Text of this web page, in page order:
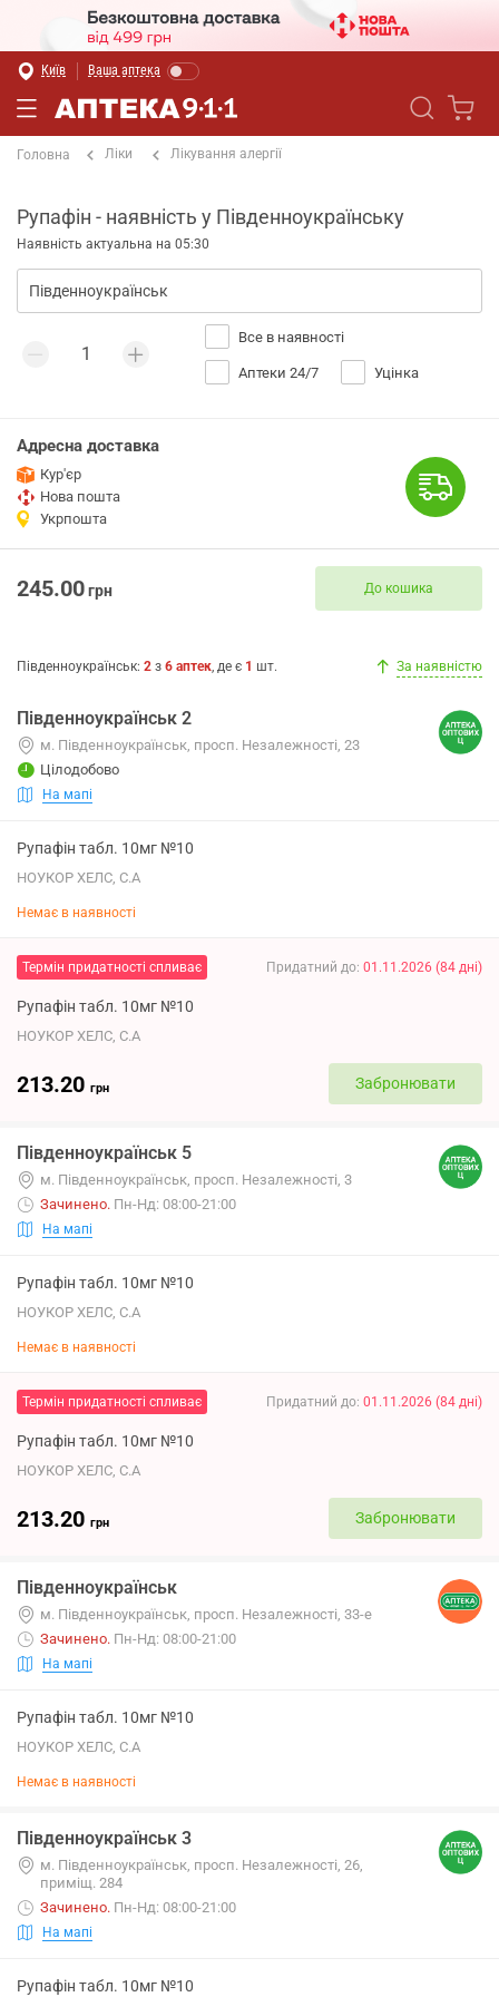
Київ Ваша аптека
Головна Ліки Лікування алергії
Рупафін - наявність у Південноукраїнську
Наявність актуальна на 05:30
Все в наявності
Аптеки 24/7 Уцінка
Адресна доставка
Кур'єр
Нова пошта
Укрпошта
245.00грн До кошика
Південноукраїнськ: 2 з 6 аптек, де є 1 шт. За наявністю
Південноукраїнськ 2
м. Південноукраїнськ, просп. Незалежності, 23
Цілодобово
На мапі
Рупафін табл. 10мг №10
НОУКОР ХЕЛС, С.А
Немає в наявності
Термін придатності спливає Придатний до: 01.11.2026 (84 дні)
Рупафін табл. 10мг №10
НОУКОР ХЕЛС, С.А
213.20 грн Забронювати
Південноукраїнськ 5
м. Південноукраїнськ, просп. Незалежності, 3
Зачинено. Пн-Нд: 08:00-21:00
На мапі
Рупафін табл. 10мг №10
НОУКОР ХЕЛС, С.А
Немає в наявності
Термін придатності спливає Придатний до: 01.11.2026 (84 дні)
Рупафін табл. 10мг №10
НОУКОР ХЕЛС, С.А
213.20 грн Забронювати
Південноукраїнськ
м. Південноукраїнськ, просп. Незалежності, 33-е
Зачинено. Пн-Нд: 08:00-21:00
На мапі
Рупафін табл. 10мг №10
НОУКОР ХЕЛС, С.А
Немає в наявності
Південноукраїнськ 3
м. Південноукраїнськ, просп. Незалежності, 26,
приміщ. 284
Зачинено. Пн-Нд: 08:00-21:00
На мапі
Рупафін табл. 10мг №10